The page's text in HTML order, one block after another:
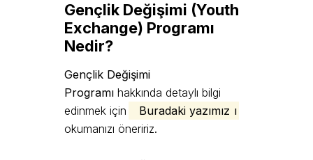
Gençlik Değişimi (Youth
Exchange) Programı
Nedir?
Gençlik Değişimi
Programı hakkında detaylı bilgi
edinmek için
Buradaki yazımız ı
okumanızı öneririz.